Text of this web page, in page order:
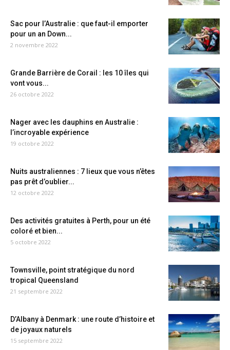
Sac pour l’Australie : que faut-il emporter
pour un an Down...
2 novembre 2022
Grande Barrière de Corail : les 10 îles qui
vont vous...
26 octobre 2022
Nager avec les dauphins en Australie :
l’incroyable expérience
19 octobre 2022
Nuits australiennes : 7 lieux que vous n’êtes
pas prêt d’oublier...
12 octobre 2022
Des activités gratuites à Perth, pour un été
coloré et bien...
5 octobre 2022
Townsville, point stratégique du nord
tropical Queensland
21 septembre 2022
D’Albany à Denmark : une route d’histoire et
de joyaux naturels
15 septembre 2022